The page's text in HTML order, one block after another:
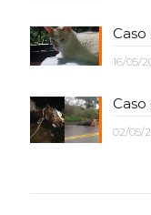
Caso
16/05/
02/05/